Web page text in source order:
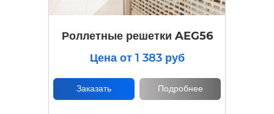
Роллетные решетки AEG56
Цена от 1 383 руб
Заказать Подробнее